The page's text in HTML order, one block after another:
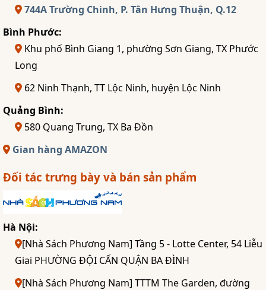
744A Trường Chinh, P. Tân Hưng Thuận, Q.12
Bình Phước:
Khu phố Bình Giang 1, phường Sơn Giang, TX Phước
Long
62 Ninh Thạnh, TT Lộc Ninh, huyện Lộc Ninh
Quảng Bình:
580 Quang Trung, TX Ba Đồn
Gian hàng AMAZON
Đối tác trưng bày và bán sản phẩm
Hà Nội:
[Nhà Sách Phương Nam] Tầng 5 - Lotte Center, 54 Liễu
Giai PHƯỜNG ĐỘI CẤN QUẬN BA ĐÌNH
[Nhà Sách Phương Nam] TTTM The Garden, đường